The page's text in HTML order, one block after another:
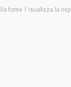
fonte isualizza la